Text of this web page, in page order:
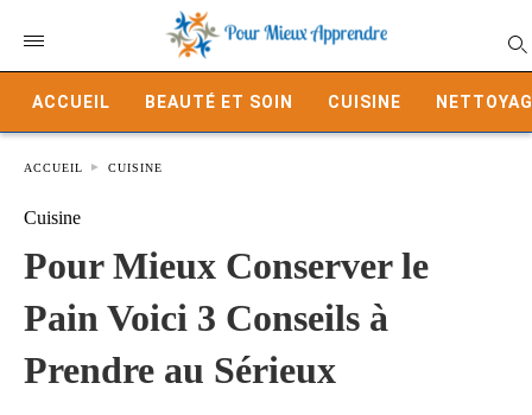
ACCUEIL BEAUTÉ ET SOIN CUISINE
ACCUEIL CUISINE
Cuisine
Pour Mieux Conserver le
Pain Voici 3 Conseils à
Prendre au Sérieux